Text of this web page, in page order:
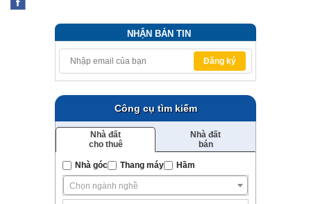
NHẬN BẢN TIN
Đăng ký
Công cụ tìm kiếm
Nhà đất
cho thuê
Nhà đất
bán
Nhà góc Thang máy Hầm
Chọn ngành nghề